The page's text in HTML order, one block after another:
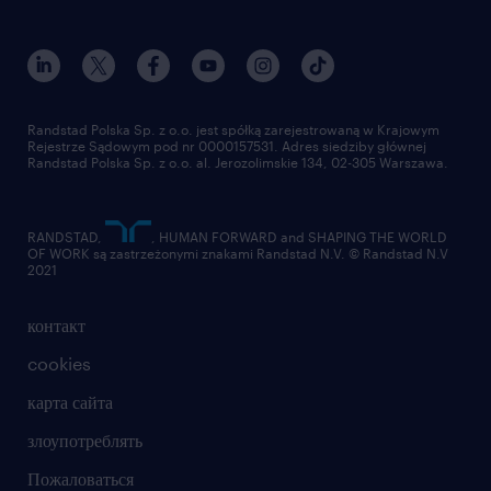
для медиа
для поставщиков
наш мир
работа в randstad
отправить резюме
контакт
cookies
карта сайта
злоупотреблять
Пожаловаться
Randstad Polska Sp. z o.o. jest spółką zarejestrowaną w Krajowym
Rejestrze Sądowym pod nr 0000157531. Adres siedziby głównej
Randstad Polska Sp. z o.o. al. Jerozolimskie 134, 02-305 Warszawa.
RANDSTAD,
, HUMAN FORWARD and SHAPING THE WORLD
OF WORK są zastrzeżonymi znakami Randstad N.V. © Randstad N.V
2021